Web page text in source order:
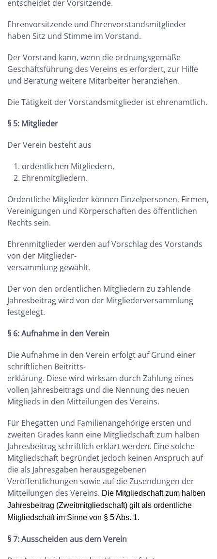
entscheidet der Vorsitzende.
Ehrenvorsitzende und Ehrenvorstandsmitglieder
haben Sitz und Stimme im Vorstand.
Der Vorstand kann, wenn die ordnungsgemäße
Geschäftsführung des Vereins es erfordert, zur Hilfe
und Beratung weitere Mitarbeiter heranziehen.
Die Tätigkeit der Vorstandsmitglieder ist ehrenamtlich.
§ 5: Mitglieder
Der Verein besteht aus
ordentlichen Mitgliedern,
Ehrenmitgliedern.
Ordentliche Mitglieder können Einzelpersonen, Firmen,
Vereinigungen und Körperschaften des öffentlichen
Rechts sein.
Ehrenmitglieder werden auf Vorschlag des Vorstands
von der Mitglieder-
versammlung gewählt.
Der von den ordentlichen Mitgliedern zu zahlende
Jahresbeitrag wird von der Mitgliederversammlung
festgelegt.
§ 6: Aufnahme in den Verein
Die Aufnahme in den Verein erfolgt auf Grund einer
schriftlichen Beitritts-
erklärung. Diese wird wirksam durch Zahlung eines
vollen Jahresbeitrags und die Nennung des neuen
Mitglieds in den Mitteilungen des Vereins.
Für Ehegatten und Familienangehörige ersten und
zweiten Grades kann eine Mitgliedschaft zum halben
Jahresbeitrag schriftlich erklärt werden. Eine solche
Mitgliedschaft begründet jedoch keinen Anspruch auf
die als Jahresgaben herausgegebenen
Veröffentlichungen sowie auf die Zusendungen der
Mitteilungen des Vereins. Die Mitgliedschaft zum halben
Jahresbeitrag (Zweitmitgliedschaft) gilt als ordentliche
Mitgliedschaft im Sinne von § 5 Abs. 1.
§ 7: Ausscheiden aus dem Verein